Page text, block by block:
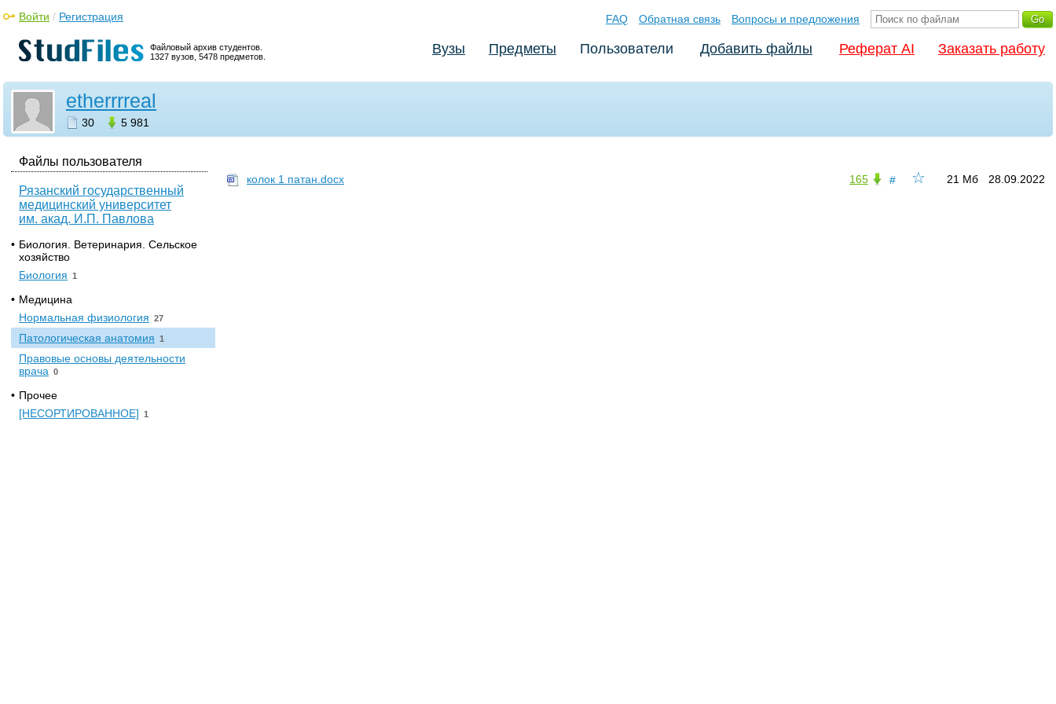
Файловый архив студентов.
1327 вузов, 5478 предметов.
Войти / Регистрация FAQ Обратная связь Вопросы и предложения
Вузы Предметы Пользователи Добавить файлы Реферат AI Заказать работу
etherrrreal
30 5 981
Файлы пользователя
Рязанский государственный
медицинский университет
им. акад. И.П. Павлова
• Биология. Ветеринария. Сельское
хозяйство
Биология 1
• Медицина
Нормальная физиология 27
Патологическая анатомия 1
Правовые основы деятельности
врача 0
• Прочее
[НЕСОРТИРОВАННОЕ] 1
☆
# 28.09.2022
21 Мб
165
колок 1 патан.docx